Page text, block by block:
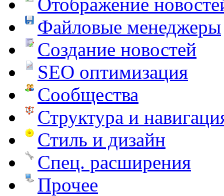
Файловые менеджеры
Создание новостей
SEO оптимизация
Сообщества
Структура и
Стиль и дизайн
Спец. расширения
Прочее